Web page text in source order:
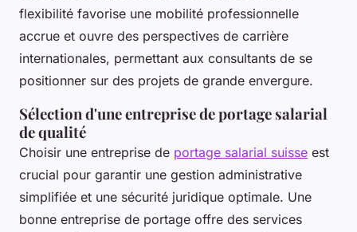
flexibilité favorise une mobilité professionnelle
accrue et ouvre des perspectives de carrière
internationales, permettant aux consultants de se
positionner sur des projets de grande envergure.
Sélection d'une entreprise de portage salarial
de qualité
Choisir une entreprise de portage salarial suisse est
crucial pour garantir une gestion administrative
simplifiée et une sécurité juridique optimale. Une
bonne entreprise de portage offre des services